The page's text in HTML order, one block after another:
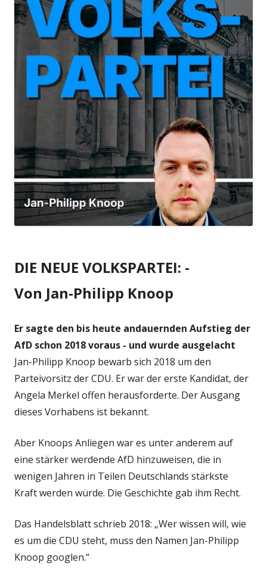
DIE NEUE VOLKSPARTEI: -
Von Jan-Philipp Knoop
Er sagte den bis heute andauernden Aufstieg der
AfD schon 2018 voraus - und wurde ausgelacht
Jan-Philipp Knoop bewarb sich 2018 um den
Parteivorsitz der CDU. Er war der erste Kandidat, der
Angela Merkel offen herausforderte. Der Ausgang
dieses Vorhabens ist bekannt.
Aber Knoops Anliegen war es unter anderem auf
eine stärker werdende AfD hinzuweisen, die in
wenigen Jahren in Teilen Deutschlands stärkste
Kraft werden würde. Die Geschichte gab ihm Recht.
Das Handelsblatt schrieb 2018: „Wer wissen will, wie
es um die CDU steht, muss den Namen Jan-Philipp
Knoop googlen.“